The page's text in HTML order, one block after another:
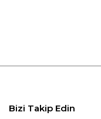
Bizi Takip Edin